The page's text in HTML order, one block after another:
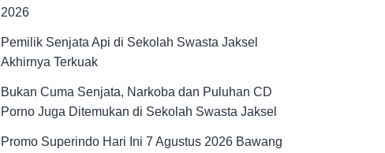
2026
Pemilik Senjata Api di Sekolah Swasta Jaksel
Akhirnya Terkuak
Bukan Cuma Senjata, Narkoba dan Puluhan CD
Porno Juga Ditemukan di Sekolah Swasta Jaksel
Promo Superindo Hari Ini 7 Agustus 2026 Bawang